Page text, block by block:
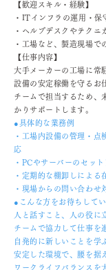
【歓迎スキル・経験】
・ITインフラの運用・保
・ヘルプデスクやテクニ
・工場など、製造現場で
【仕事内容】
大手メーカーの工場に常
設備の安定稼働を守るお
チームで担当するため、
かりサポートします。
●具体的な業務例
・工場内設備の管理・点
応
・PCやサーバーのセッ
・定期的な棚卸しによる
・現場からの問い合わせ
●こんな方をお待ちしてい
人と話すこと、人の役に
チームで協力して仕事を
自発的に新しいことを学
安定した環境で、腰を据
ワークライフバランスを